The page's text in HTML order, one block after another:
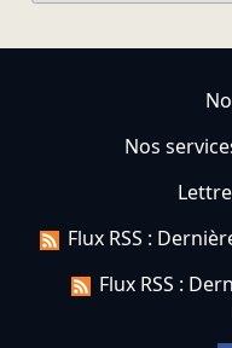
Nos
Flux RSS :
Flux RSS :